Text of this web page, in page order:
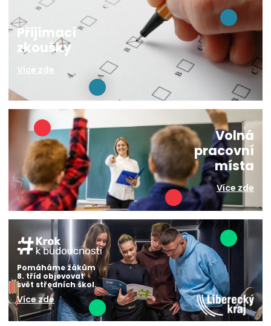
Přijímací
zkoušky
Více zde
Volná
pracovní
místa
Více zde
Pomáháme žákům
8. tříd objevovat
svět středních škol.
Více zde